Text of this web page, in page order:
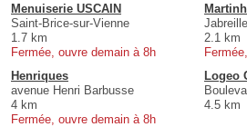
Menuiserie USCAIN
Saint-Brice-sur-Vienne
1.7 km
Fermée, ouvre demain à 8h
2.1 km
Henriques
avenue Henri Barbusse
4 km
Fermée, ouvre demain à 8h
Logeo
4.5 km